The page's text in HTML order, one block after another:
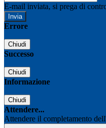
E-mail inviata, si prega di
Errore
Chiudi
Successo
Chiudi
Informazione
Chiudi
Attendere...
Attendere il completamento